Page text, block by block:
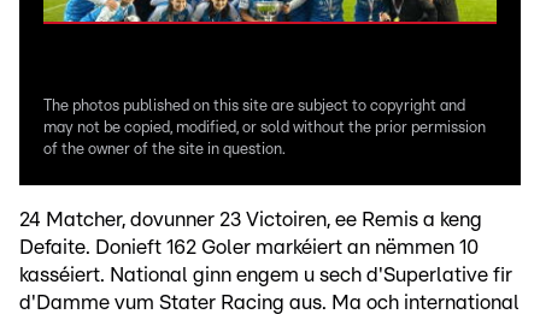
The photos published on this site are subject to copyright and
may not be copied, modified, or sold without the prior permission
of the owner of the site in question.
24 Matcher, dovunner 23 Victoiren, ee Remis a keng
Defaite. Donieft 162 Goler markéiert an nëmmen 10
kasséiert. National ginn engem u sech d'Superlative fir
d'Damme vum Stater Racing aus. Ma och international